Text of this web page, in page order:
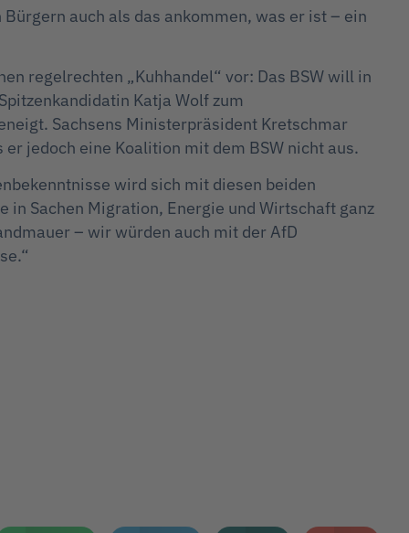
auch als das ankommen, was er ist – ein
regelrechten „Kuhhandel“ vor: Das BSW will in
Katja Wolf zum
Sachsens Ministerpräsident Kretschmar
jedoch eine Koalition mit dem BSW nicht aus.
wird sich mit diesen beiden
Sachen Migration, Energie und Wirtschaft ganz
– wir würden auch mit der AfD